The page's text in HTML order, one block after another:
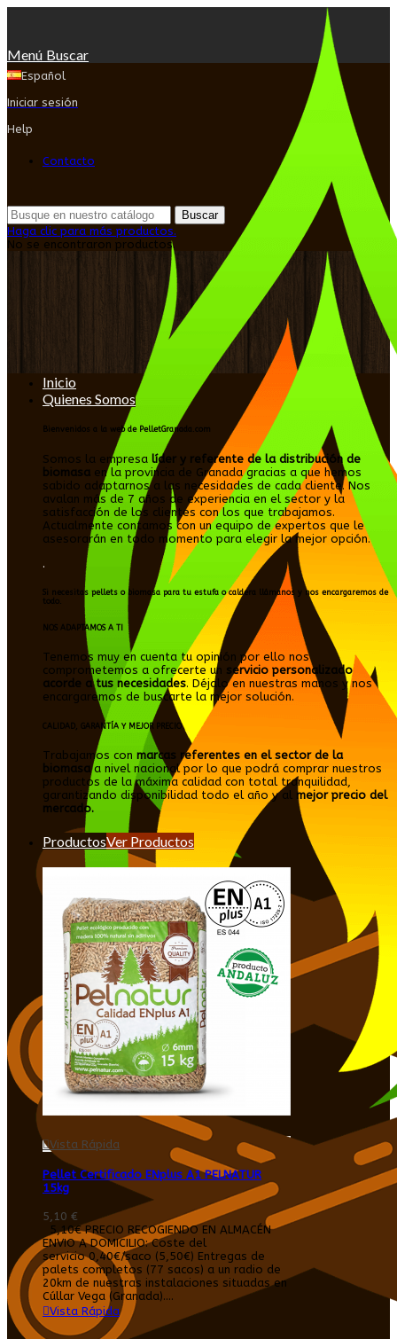
Menú Buscar
Español
Iniciar sesión
Help
Contacto
Buscar
Haga clic para más productos.
No se encontraron productos.
Inicio
Quienes Somos
Bienvenidos a la web de PelletGranada.com
Somos la empresa líder y referente de la distribución de
biomasa en la provincia de Granada gracias a que hemos
sabido adaptarnos a las necesidades de cada cliente. Nos
avalan más de 7 años de experiencia en el sector y la
satisfacción de los clientes con los que trabajamos.
Actualmente contamos con un equipo de expertos que le
asesorarán en todo momento para elegir la mejor opción.
.
Si necesitas pellets o biomasa para tu estufa o caldera llámanos y nos encargaremos de
todo.
NOS ADAPTAMOS A TI
Tenemos muy en cuenta tu opinión por ello nos
comprometemos a ofrecerte un servicio personalizado
acorde a tus necesidades. Déjalo en nuestras manos y nos
encargaremos de buscarte la mejor solución.
CALIDAD, GARANTÍA Y MEJOR PRECIO
Trabajamos con marcas referentes en el sector de la
biomasaa nivel nacional por lo que podrá comprar nuestros
productos de la máxima calidad con total tranquilidad,
garantizando disponibilidad todo el año y al mejor precio del
mercado.
ProductosVer Productos
Vista Rápida
Pellet Certificado ENplus A1 PELNATUR
15kg
5,10 €
5,10€ PRECIO RECOGIENDO EN ALMACÉN
ENVIO A DOMICILIO: Coste del
servicio 0,40€/saco (5,50€) Entregas de
palets completos (77 sacos) a un radio de
20km de nuestras instalaciones situadas en
Cúllar Vega (Granada)....
Vista Rápida